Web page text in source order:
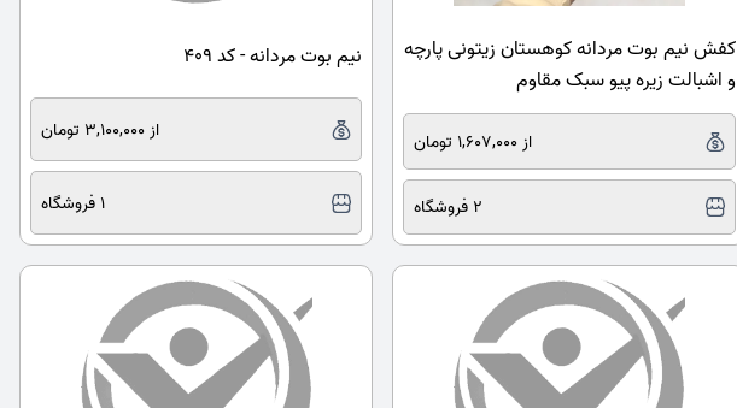
کفش نیم بوت مردانه کوهستان زیتونی پارچه
و اشبالت زیره پیو سبک مقاوم
از 1,607,000 تومان
2 فروشگاه
نیم بوت مردانه - کد 409
از 3,100,000 تومان
1 فروشگاه